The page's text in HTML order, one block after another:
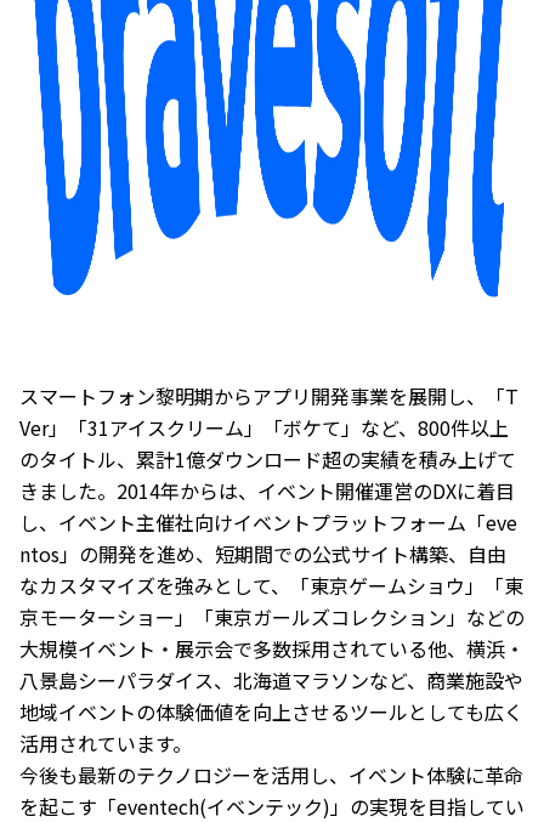
スマートフォン黎明期からアプリ開発事業を展開し、「T
Ver」「31アイスクリーム」「ボケて」など、800件以上
のタイトル、累計1億ダウンロード超の実績を積み上げて
きました。2014年からは、イベント開催運営のDXに着目
し、イベント主催社向けイベントプラットフォーム「eve
ntos」の開発を進め、短期間での公式サイト構築、自由
なカスタマイズを強みとして、「東京ゲームショウ」「東
京モーターショー」「東京ガールズコレクション」などの
大規模イベント・展示会で多数採用されている他、横浜・
八景島シーパラダイス、北海道マラソンなど、商業施設や
地域イベントの体験価値を向上させるツールとしても広く
活用されています。
今後も最新のテクノロジーを活用し、イベント体験に革命
を起こす「eventech(イベンテック)」の実現を目指してい